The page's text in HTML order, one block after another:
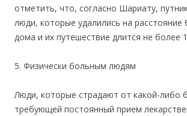
отметить, что, согласно Шариату,
люди, которые удалились на расстояние
дома и их путешествие длится не более
5. Физически больным людям
Люди, которые страдают от какой-либо
требующей постоянный прием